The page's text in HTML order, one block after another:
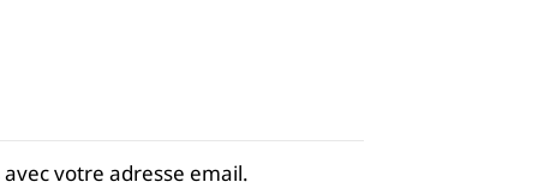
votre adresse email.